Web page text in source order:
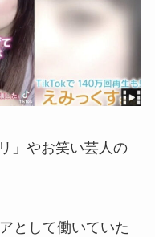
」やお笑い芸人の
として働いていた